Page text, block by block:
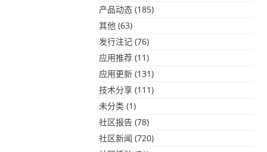
产品动态 (185)
其他 (63)
发行注记 (76)
应用推荐 (11)
应用更新 (131)
技术分享 (111)
未分类 (1)
社区报告 (78)
社区新闻 (720)